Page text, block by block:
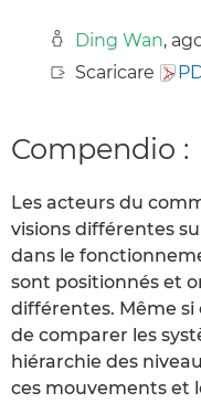
Ding Wan,
Scaricare
Compendio :
Les acteurs du
visions différentes
dans le
sont positionnés et
différentes. Même
de comparer les
hiérarchie des
ces mouvements et